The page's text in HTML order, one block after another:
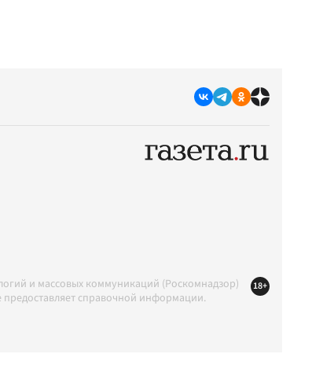
и массовых коммуникаций (Роскомнадзор)
предоставляет справочной информации.
18+